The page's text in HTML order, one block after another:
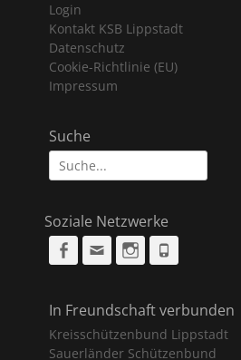
Login
Kontakt KSB Lippstadt
Datenschutz
Cookie-Richtlinie (EU)
Impressum
Suche
Suche
nach:
Soziale Netzwerke
Facebook
Email Instagram
In Freundschaft verbunden
Kreisschützenbund Lippstadt
Sauerländer Schützenbund